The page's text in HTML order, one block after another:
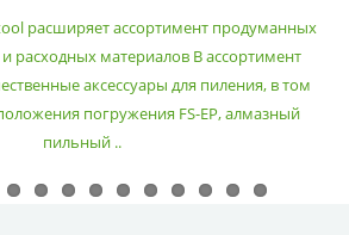
расширяет ассортимент продуманных
расходных материалов В ассортимент
аксессуары для пиления, в том
погружения FS-EP, алмазный
пильный ..